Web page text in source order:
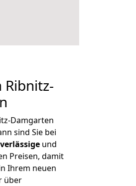
Ribnitz-
Damgarten
sind Sie bei
und
Preisen, damit
Ihrem neuen
über